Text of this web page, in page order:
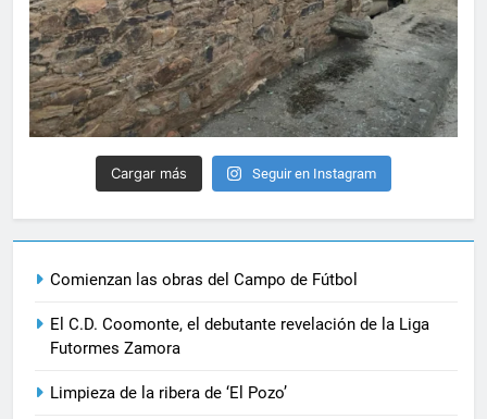
Cargar más Seguir en Instagram
Comienzan las obras del Campo de Fútbol
El C.D. Coomonte, el debutante revelación de la Liga
Futormes Zamora
Limpieza de la ribera de ‘El Pozo’